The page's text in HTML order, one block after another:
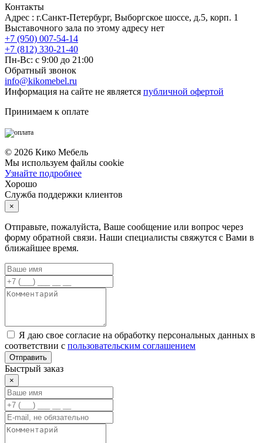
Контакты
Адрес : г.Санкт-Петербург, Выборгское шоссе, д.5, корп. 1
Выставочного зала по этому адресу нет
+7 (950) 007-54-14
+7 (812) 330-21-40
Пн-Вс: с 9:00 до 21:00
Обратный звонок
info@kikomebel.ru
Информация на сайте не является публичной офертой
Принимаем к оплате
© 2026 Кико Мебель
Мы используем файлы cookie
Узнайте подробнее
Хорошо
Служба поддержки клиентов
×
Отправьте, пожалуйста, Ваше сообщение или вопрос через
форму обратной связи. Наши специалисты свяжутся с Вами в
ближайшее время.
Я даю свое согласие на обработку персональных данных в
соответствии с пользовательским соглашением
Отправить
Быстрый заказ
×